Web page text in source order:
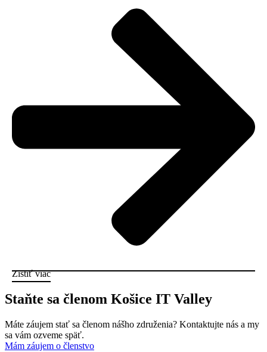
Zistiť viac
Staňte sa členom Košice IT Valley
Máte záujem stať sa členom nášho združenia? Kontaktujte nás a my
sa vám ozveme späť.
Mám záujem o členstvo